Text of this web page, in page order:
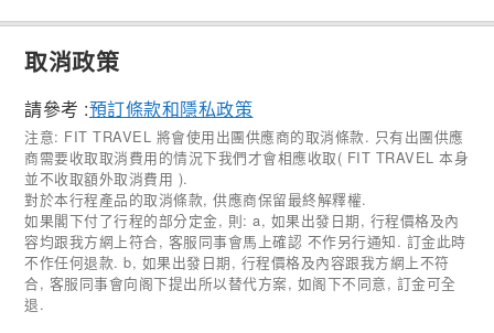
取消政策
請參考 :預訂條款和隱私政策
注意: FIT TRAVEL 將會使用出團供應商的取消條款. 只有出團供應
商需要收取取消費用的情況下我們才會相應收取( FIT TRAVEL 本身
並不收取額外取消費用 ).
對於本行程產品的取消條款, 供應商保留最終解釋權.
如果閣下付了行程的部分定金, 則: a, 如果出發日期, 行程價格及內
容均跟我方網上符合, 客服同事會馬上確認 不作另行通知. 訂金此時
不作任何退款. b, 如果出發日期, 行程價格及內容跟我方網上不符
合, 客服同事會向阁下提出所以替代方案, 如阁下不同意, 訂金可全
退.